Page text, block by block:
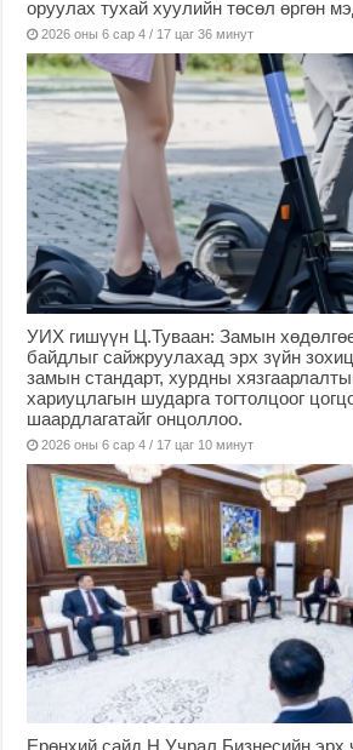
оруулах тухай хуулийн төсөл өргөн
2026 оны 6 сар 4 / 17 цаг 36 минут
УИХ гишүүн Ц.Туваан: Замын
байдлыг сайжруулахад эрх зүйн
замын стандарт, хурдны
хариуцлагын шударга тогтолцоог
шаардлагатайг онцоллоо.
2026 оны 6 сар 4 / 17 цаг 10 минут